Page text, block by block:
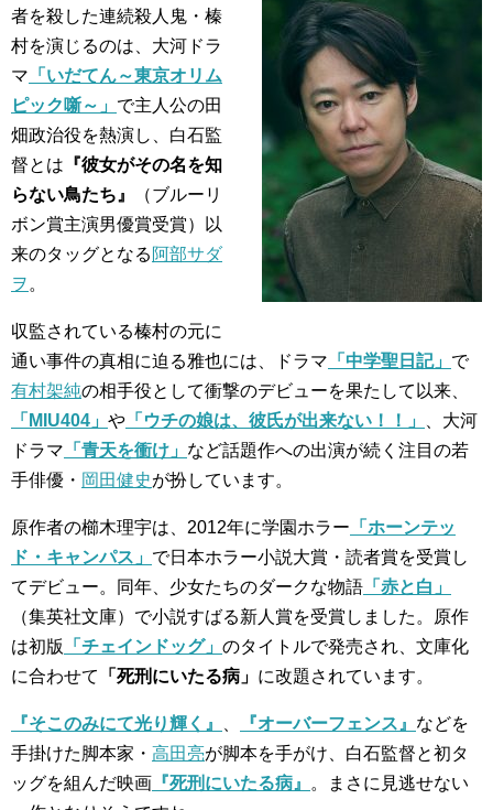
者を殺した連続殺人鬼・榛
村を演じるのは、大河ドラ
マ 「いだてん～東京オリム
ピック噺～」 で主人公の田
畑政治役を熱演し、白石監
督とは 『彼女がその名を知
らない鳥たち』
（ブルーリ
ボン賞主演男優賞受賞）以
来のタッグとなる 阿部サダ
ヲ 。
収監されている榛村の元に
通い事件の真相に迫る雅也には、ドラマ 「中学聖日記」 で
有村架純の相手役として衝撃のデビューを果たして以来、
「MIU404」 や 「ウチの娘は、彼氏が出来ない！！」
、大河
ドラマ 「青天を衝け」 など話題作への出演が続く注目の若
手俳優・ 岡田健史が扮しています。
原作者の櫛木理宇は、2012年に学園ホラー 「ホーンテッ
ド・キャンパス」 で日本ホラー小説大賞・読者賞を受賞し
てデビュー。同年、少女たちのダークな物語 「赤と白」
（集英社文庫）で小説すばる新人賞を受賞しました。原作
は初版
「チェインドッグ」 のタイトルで発売され、文庫化
に合わせて
「死刑にいたる病」 に改題されています。
『そこのみにて光り輝く』 『オーバーフェンス』 などを
手掛けた脚本家・ 高田亮が脚本を手がけ、白石監督と初タ
ッグを組んだ映画 『死刑にいたる病』
。まさに見逃せない